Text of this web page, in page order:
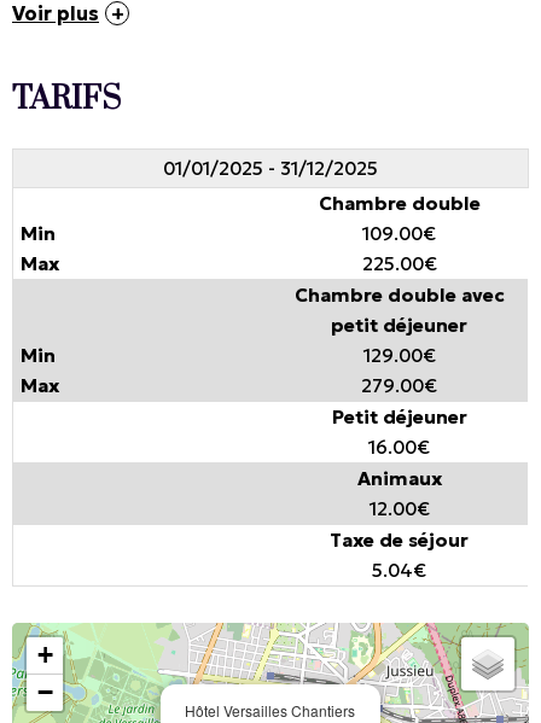
Voir plus
TARIFS
01/01/2025 - 31/12/2025
Chambre double
109.00€
225.00€
Chambre double avec
petit déjeuner
129.00€
279.00€
Petit déjeuner
16.00€
Animaux
12.00€
Taxe de séjour
5.04€
Hôtel Versailles Chantiers
+
−